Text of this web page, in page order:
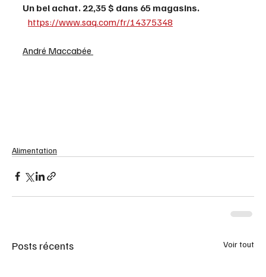
Un bel achat. 22,35 $ dans 65 magasins.
https://www.saq.com/fr/14375348
André Maccabée
Alimentation
Posts récents Voir tout